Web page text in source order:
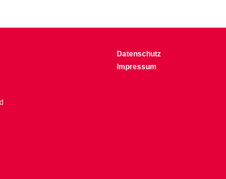
Datenschutz
Impressum